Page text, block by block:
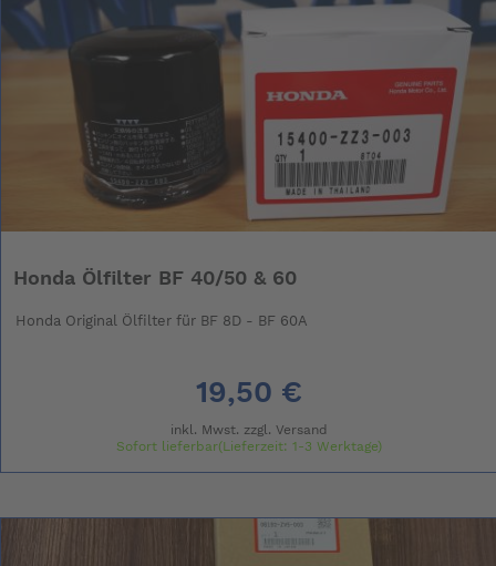
Honda Ölfilter BF 40/50 & 60
Honda Original Ölfilter für BF 8D - BF 60A
19,50 €
inkl. Mwst. zzgl. Versand
Sofort lieferbar(Lieferzeit: 1-3 Werktage)